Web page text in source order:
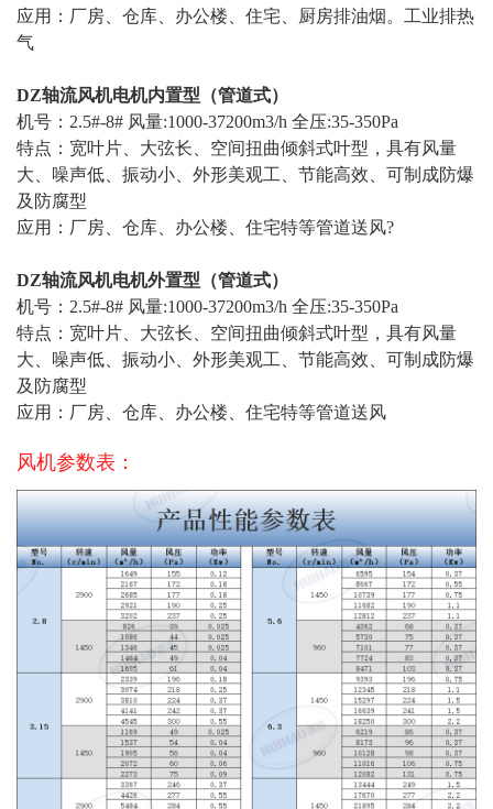
应用：厂房、仓库、办公楼、住宅、厨房排油烟。工业排热
气
DZ轴流风机电机内置型（管道式）
机号：2.5#-8# 风量:1000-37200m3/h 全压:35-350Pa
特点：宽叶片、大弦长、空间扭曲倾斜式叶型，具有风量
大、噪声低、振动小、外形美观工、节能高效、可制成防爆
及防腐型
应用：厂房、仓库、办公楼、住宅特等管道送风?
DZ轴流风机电机外置型（管道式）
机号：2.5#-8# 风量:1000-37200m3/h 全压:35-350Pa
特点：宽叶片、大弦长、空间扭曲倾斜式叶型，具有风量
大、噪声低、振动小、外形美观工、节能高效、可制成防爆
及防腐型
应用：厂房、仓库、办公楼、住宅特等管道送风
风机参数表：